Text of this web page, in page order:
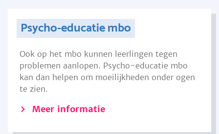
Psycho-educatie mbo
Ook op het mbo kunnen leerlingen tegen
problemen aanlopen. Psycho-educatie mbo
kan dan helpen om moeilijkheden onder ogen
te zien.
Meer informatie